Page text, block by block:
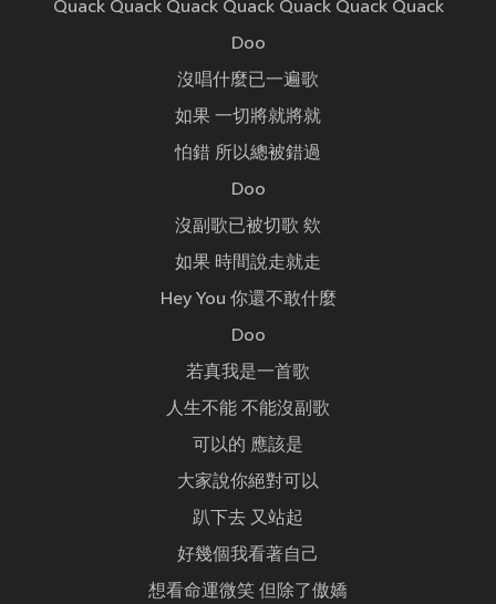
Quack Quack Quack Quack Quack Quack Quack
Doo
沒唱什麼已一遍歌
如果 一切將就將就
怕錯 所以總被錯過
Doo
沒副歌已被切歌 欸
如果 時間說走就走
Hey You 你還不敢什麼
Doo
若真我是一首歌
人生不能 不能沒副歌
可以的 應該是
大家說你絕對可以
趴下去 又站起
好幾個我看著自己
想看命運微笑 但除了傲嬌